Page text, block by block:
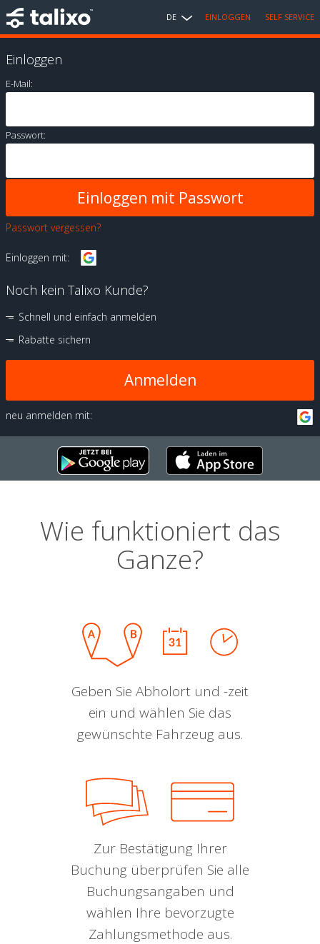
DE EINLOGGEN SELF SERVICE
Einloggen
E-Mail:
Passwort:
Passwort vergessen?
Einloggen mit:
Noch kein Talixo Kunde?
Schnell und einfach anmelden
Rabatte sichern
Anmelden
neu anmelden mit:
Wie funktioniert das
Ganze?
Geben Sie Abholort und -zeit
ein und wählen Sie das
gewünschte Fahrzeug aus.
Zur Bestätigung Ihrer
Buchung überprüfen Sie alle
Buchungsangaben und
wählen Ihre bevorzugte
Zahlungsmethode aus.